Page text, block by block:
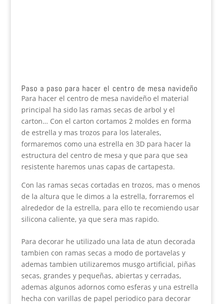
Paso a paso para hacer el centro de mesa navideño
Para hacer el centro de mesa navideño el material
principal ha sido las ramas secas de arbol y el
carton… Con el carton cortamos 2 moldes en forma
de estrella y mas trozos para los laterales,
formaremos como una estrella en 3D para hacer la
estructura del centro de mesa y que para que sea
resistente haremos unas capas de cartapesta.
Con las ramas secas cortadas en trozos, mas o menos
de la altura que le dimos a la estrella, forraremos el
alrededor de la estrella, para ello te recomiendo usar
silicona caliente, ya que sera mas rapido.
Para decorar he utilizado una lata de atun decorada
tambien con ramas secas a modo de portavelas y
ademas tambien utilizaremos musgo artificial, piñas
secas, grandes y pequeñas, abiertas y cerradas,
ademas algunos adornos como esferas y una estrella
hecha con varillas de papel periodico para decorar